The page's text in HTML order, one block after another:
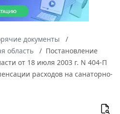
документы
область
Постановление
от 18 июля 2003 г. N 404-П
расходов на санаторно-